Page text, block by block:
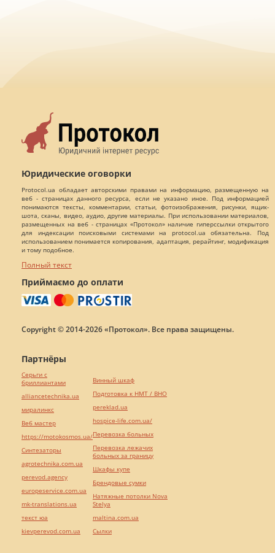
Юридические оговорки
Protocol.ua обладает авторскими правами на информацию, размещенную на
веб - страницах данного ресурса, если не указано иное. Под информацией
понимаются тексты, комментарии, статьи, фотоизображения, рисунки, ящик-
шота, сканы, видео, аудио, другие материалы. При использовании материалов,
размещенных на веб - страницах «Протокол» наличие гиперссылки открытого
для индексации поисковыми системами на protocol.ua обязательна. Под
использованием понимается копирования, адаптация, рерайтинг, модификация
и тому подобное.
Полный текст
Приймаємо до оплати
Copyright © 2014-2026 «Протокол». Все права защищены.
Партнёры
Серьги с
бриллиантами
alliancetechnika.ua
миралинкс
Веб мастер
https://motokosmos.ua/
Синтезаторы
agrotechnika.com.ua
perevod.agency
europeservice.com.ua
mk-translations.ua
текст юа
kievperevod.com.ua
Винный шкаф
Подготовка к НМТ / ВНО
pereklad.ua
hospice-life.com.ua/
Перевозка больных
Перевозка лежачих
больных за границу
Шкафы купе
Брендовые сумки
Натяжные потолки Nova
Stelya
maltina.com.ua
Cылки